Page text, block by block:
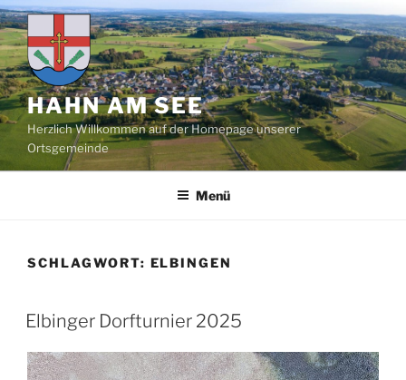
Zum
Inhalt
springen
HAHN AM SEE
Herzlich Willkommen auf der Homepage unserer
Ortsgemeinde
Menü
SCHLAGWORT: ELBINGEN
Elbinger Dorfturnier 2025